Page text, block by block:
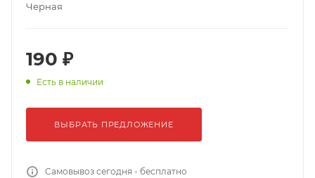
Черная
190 ₽
Есть в наличии
ВЫБРАТЬ ПРЕДЛОЖЕНИЕ
Самовывоз сегодня - бесплатно